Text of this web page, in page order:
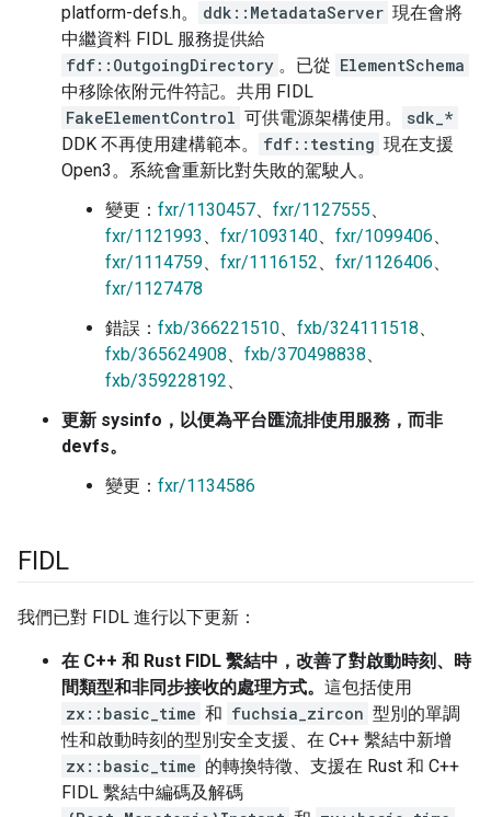
platform-defs.h。
ddk::MetadataServer 現在會將
中繼資料 FIDL 服務提供給
fdf::OutgoingDirectory 。已從 ElementSchema
中移除依附元件符記。共用 FIDL
FakeElementControl 可供電源架構使用。
sdk_*
DDK 不再使用建構範本。
fdf::testing 現在支援
Open3。系統會重新比對失敗的駕駛人。
變更： fxr/1130457、 fxr/1127555、
fxr/1121993 、 fxr/1093140、 fxr/1099406、
fxr/1114759、 fxr/1116152、 fxr/1126406、
fxr/1127478
錯誤： fxb/366221510、 fxb/324111518、
fxb/365624908、 fxb/370498838、
fxb/359228192、
更新 sysinfo，以便為平台匯流排使用服務，而非
devfs。
變更： fxr/1134586
FIDL
我們已對 FIDL 進行以下更新：
在 C++ 和 Rust FIDL 繫結中，改善了對啟動時刻、時
間類型和非同步接收的處理方式。 這包括使用
zx::basic_time 和 fuchsia_zircon 型別的單調
性和啟動時刻的型別安全支援、在 C++ 繫結中新增
zx::basic_time 的轉換特徵、支援在 Rust 和 C++
FIDL 繫結中編碼及解碼